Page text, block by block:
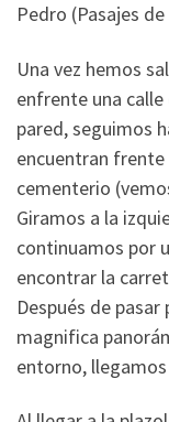
Pedro (Pasajes
Una vez hemos
enfrente una calle
pared, seguimos
encuentran frente
cementerio
Giramos a la
continuamos por
encontrar la
Después de
magnifica
entorno,